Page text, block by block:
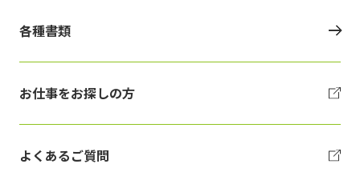
各種書類
お仕事をお探しの方
よくあるご質問